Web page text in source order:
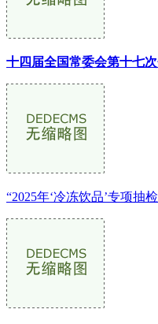
十四届全国常委会第十七
“2025年‘冷冻饮品’专项抽